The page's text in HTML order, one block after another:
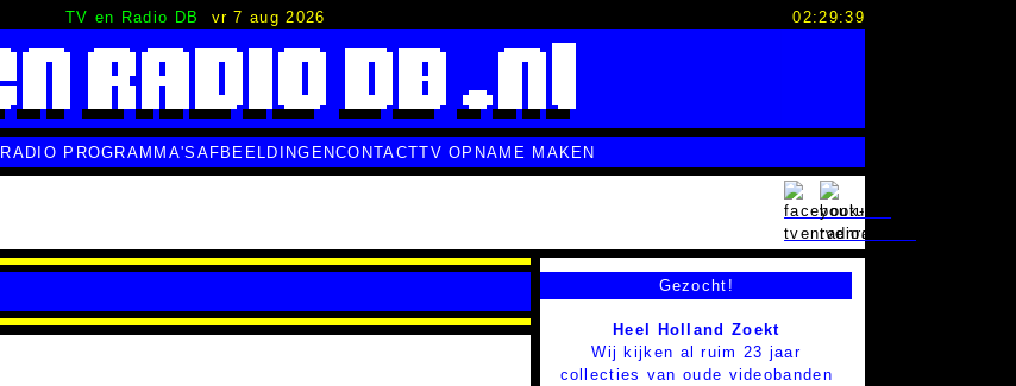
TV en Radio DB vr 7 aug 2026 02:29:40
RADIO PROGRAMMA'S AFBEELDINGENCONTACTTV OPNAME MAKEN
Gezocht!
Heel Holland Zoekt
Wij kijken al ruim 23 jaar
collecties van oude videobanden